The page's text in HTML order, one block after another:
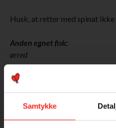
Samtykke
Husk, at retter med spinat
Anden egnet fisk:
ørred
Brugt i denne ret